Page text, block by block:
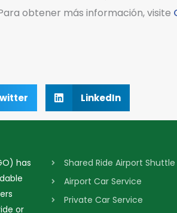
obtener más información, visite
LinkedIn
has
or
Shared Ride Airport Shuttle
Airport Car Service
Private Car Service